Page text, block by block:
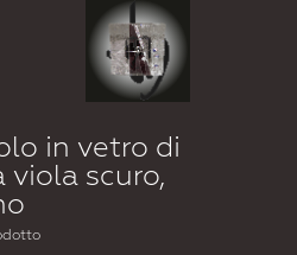
in vetro di
viola scuro,